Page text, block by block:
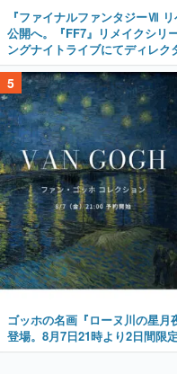
『ファイナルファンタジーⅦ
公開へ。『FF7』リメイクシリ
ングナイトライブにてディレ
5
ゴッホの名画『ローヌ川の星
登場。8月7日21時より2日間限